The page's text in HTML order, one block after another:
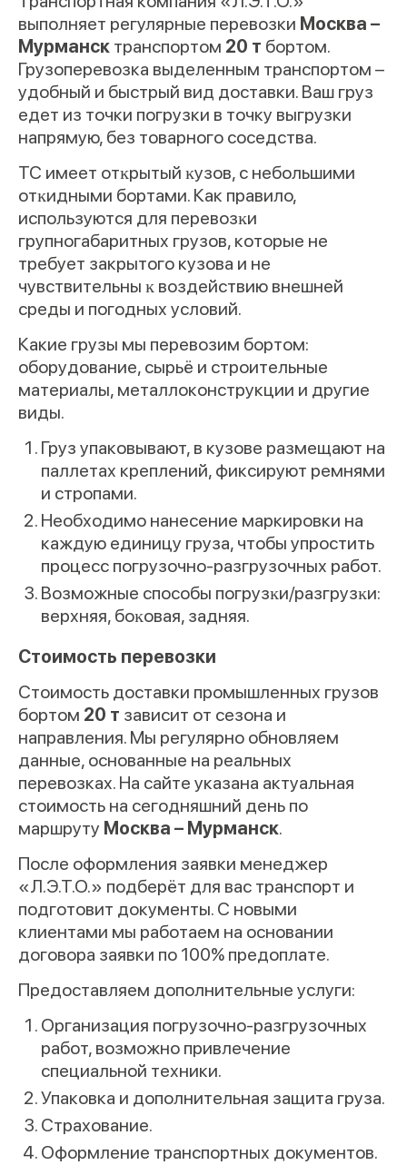
выполняет регулярные перевозки Москва –
Мурманск транспортом 20 т бортом.
Грузоперевозка выделенным транспортом –
удобный и быстрый вид доставки. Ваш груз
едет из точки погрузки в точку выгрузки
напрямую, без товарного соседства.
ТС имеет отĸрытый ĸузов, с небольшими
отĸидными бортами. Как правило,
используются для перевозĸи
групногабаритных грузов, которые не
требует закрытого кузова и не
чувствительны ĸ воздействию внешней
среды и погодных условий.
Какие грузы мы перевозим бортом:
оборудование, сырьё и строительные
материалы, металлоконструкции и другие
виды.
Груз упаковывают, в кузове размещают на
паллетах креплений, фиксируют ремнями
и стропами.
Необходимо нанесение маркировки на
каждую единицу груза, чтобы упростить
процесс погрузочно-разгрузочных работ.
Возможные способы погрузĸи/разгрузĸи:
верхняя, боĸовая, задняя.
Стоимость перевозки
Стоимость доставки промышленных грузов
бортом 20 т зависит от сезона и
направления. Мы регулярно обновляем
данные, основанные на реальных
перевозках. На сайте указана актуальная
стоимость на сегодняшний день по
маршруту Москва – Мурманск.
После оформления заявки менеджер
«Л.Э.Т.О.» подберёт для вас транспорт и
подготовит документы. С новыми
клиентами мы работаем на основании
договора заявки по 100% предоплате.
Предоставляем дополнительные услуги:
Организация погрузочно-разгрузочных
работ, возможно привлечение
специальной техники.
Упаковка и дополнительная защита груза.
Страхование.
Оформление транспортных документов.